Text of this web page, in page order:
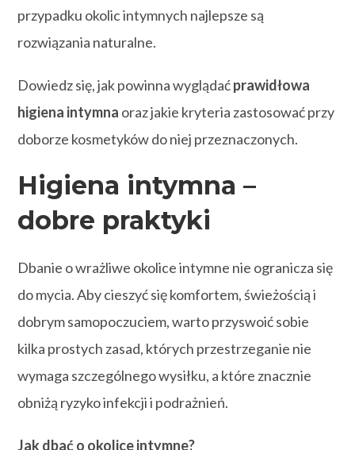
przypadku okolic intymnych najlepsze są
rozwiązania naturalne.
Dowiedz się, jak powinna wyglądaćprawidłowa
higiena intymna oraz jakie kryteria zastosować przy
doborze kosmetyków do niej przeznaczonych.
Higiena intymna –
dobre praktyki
Dbanie o wrażliwe okolice intymne nie ogranicza się
do mycia. Aby cieszyć się komfortem, świeżością i
dobrym samopoczuciem, warto przyswoić sobie
kilka prostych zasad, których przestrzeganie nie
wymaga szczególnego wysiłku, a które znacznie
obniżą ryzyko infekcji i podrażnień.
Jak dbać o okolice intymne?